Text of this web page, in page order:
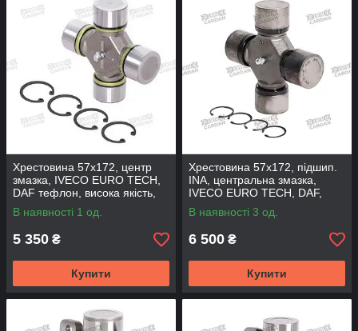
Хрестовина 57x172, центр
змазка, IVECO EURO TECH,
DAF тефлон, висока якість,
UJ57172-TRS (TIRSAN)
В наявності 1 од.
5 350 ₴
Купити
Хрестовина 57x172, підшип.
INA, центральна змазка,
IVECO EURO TECH, DAF,
тефлон, UJ57172INA (FBC)
В наявності 3 од.
6 500 ₴
Купити